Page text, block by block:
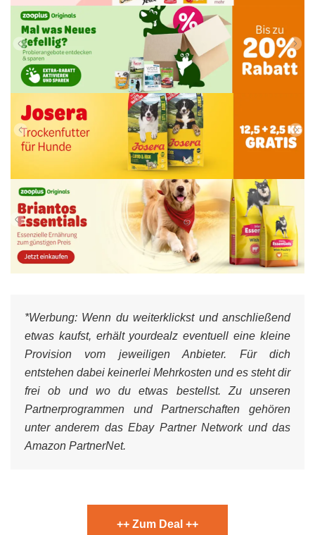
*Werbung: Wenn du weiterklickst und anschließend
etwas kaufst, erhält yourdealz eventuell eine kleine
Provision vom jeweiligen Anbieter. Für dich
entstehen dabei keinerlei Mehrkosten und es steht dir
frei ob und wo du etwas bestellst. Zu unseren
Partnerprogrammen und Partnerschaften gehören
unter anderem das Ebay Partner Network und das
Amazon PartnerNet.
++ Zum Deal ++